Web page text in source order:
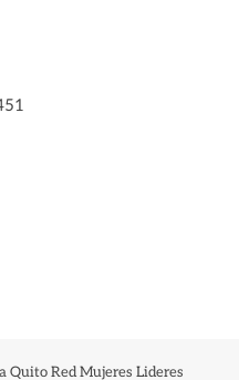
Quito Red Mujeres Lideres